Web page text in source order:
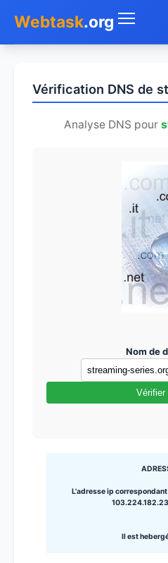
Webtask.org
Whois
Vérification DNS de
Analyse DNS pour
Nom de
Vérifier
L'adresse ip
Il est